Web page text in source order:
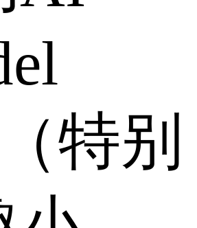
特别